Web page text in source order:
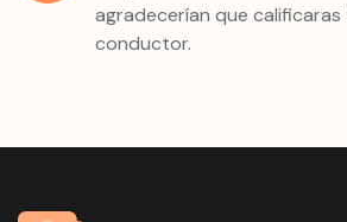
agradecerían que
conductor.